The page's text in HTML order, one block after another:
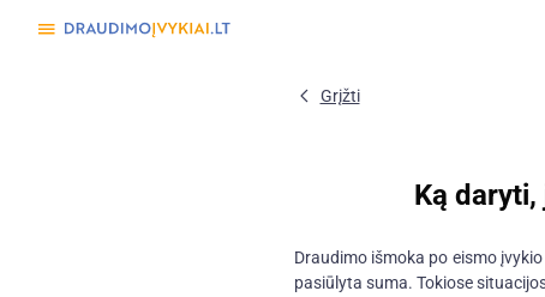
Grįžti
Ką
Draudimo išmoka po eismo
pasiūlyta suma. Tokiose